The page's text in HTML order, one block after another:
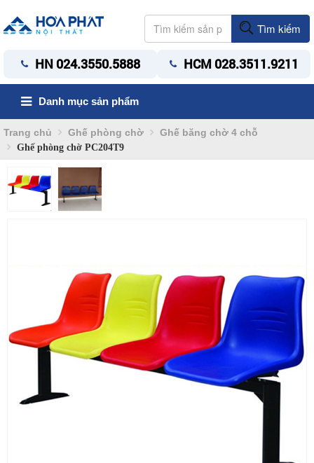
Tìm kiếm
HN 024.3550.5888 HCM 028.3511.9211
Danh mục sản phẩm
Trang chủ Ghế phòng chờ Ghế băng chờ 4 chỗ
Ghế phòng chờ PC204T9